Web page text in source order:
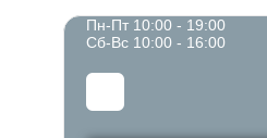
Пн-Пт 10:00 - 19:00
Сб-Вс 10:00 - 16:00